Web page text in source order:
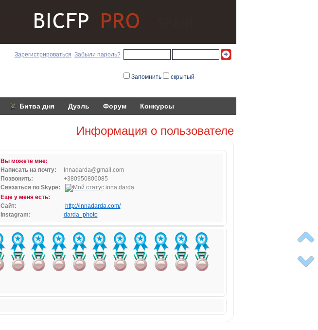
Зарегистрироваться Забыли пароль?
Запомнить скрытый
Битва дня Дуэль Форум Конкурсы
Информация о пользователе
Вы можете мне:
Написать на почту:
Innadarda@gmail.com
Позвонить:
+380950806085
Связаться по Skype:
inna.darda
Ещё у меня есть:
Сайт:
http://innadarda.com/
Instagram:
darda_photo